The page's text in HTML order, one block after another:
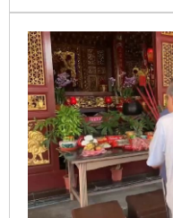
咽。這場神明大戰引
濟宮信徒在社群上貼